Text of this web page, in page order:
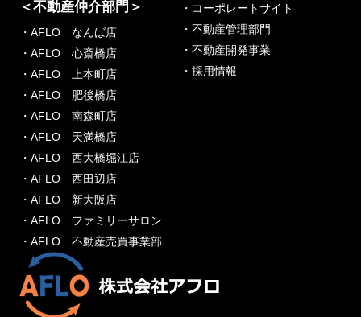
＜不動産仲介部門＞
・AFLO なんば店
・AFLO 心斎橋店
・AFLO 上本町店
・AFLO 肥後橋店
・AFLO 南森町店
・AFLO 天満橋店
・AFLO 西大橋堀江店
・AFLO 西田辺店
・AFLO 新大阪店
・AFLO ファミリーサロン
・AFLO 不動産売買事業部
・コーポレートサイト
・不動産管理部門
・不動産開発事業
・採用情報